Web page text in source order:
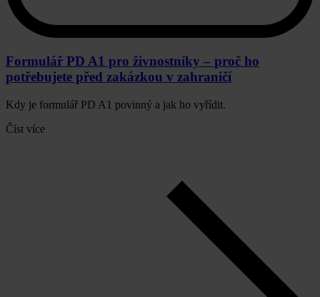
Formulář PD A1 pro živnostníky – proč ho
potřebujete před zakázkou v zahraničí
Kdy je formulář PD A1 povinný a jak ho vyřídit.
Číst více